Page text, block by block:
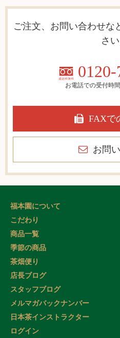
ご注文、お問い合わせな
さい
お電話での受付時
FAXで
お問
福本園について
こだわり
商品一覧
季節の商品
茶畑便り
店長ブログ
スタッフブログ
メルマガバックナンバー
日本茶インストラクター
ログイン